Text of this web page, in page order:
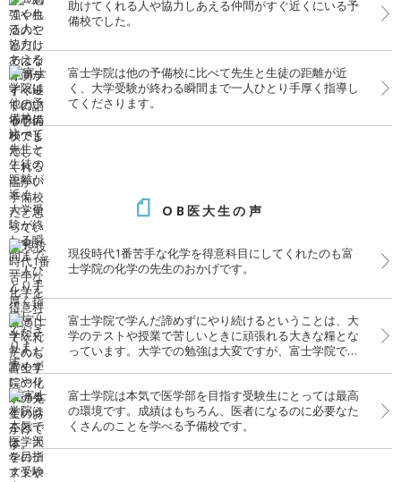
助けてくれる人や協力しあえる仲間がすぐ近くにいる予
備校でした。
富士学院は他の予備校に比べて先生と生徒の距離が近
く、大学受験が終わる瞬間まで一人ひとり手厚く指導し
てくださります。
OB医大生の声
現役時代1番苦手な化学を得意科目にしてくれたのも富
士学院の化学の先生のおかげです。
富士学院で学んだ諦めずにやり続けるということは、大
学のテストや授業で苦しいときに頑張れる大きな糧とな
っています。大学での勉強は大変ですが、富士学院での
富士学院は本気で医学部を目指す受験生にとっては最高
の環境です。成績はもちろん、医者になるのに必要なた
くさんのことを学べる予備校です。